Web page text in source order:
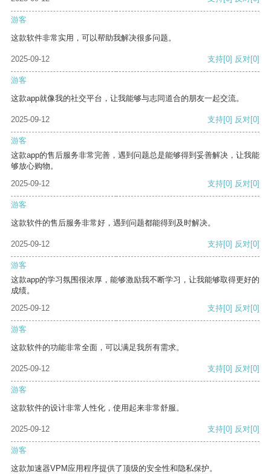
游客
这款软件非常实用，可以帮助我解决很多问题。
2025-09-12 支持[0] 反对[0]
游客
这款app就像我的社交平台，让我能够与志同道合的朋友一起交流。
2025-09-12 支持[0] 反对[0]
游客
这款app的售后服务非常完善，遇到问题总是能够得到妥善解决，让我能
够放心购物。
2025-09-12
支持[0] 反对[0]
游客
这款软件的售后服务非常好，遇到问题都能得到及时解决。
2025-09-12 支持[0] 反对[0]
游客
这款app的学习氛围很浓厚，能够激励我不断学习，让我能够取得更好的
成绩。
2025-09-12
支持[0] 反对[0]
游客
这款软件的功能非常全面，可以满足我所有需求。
2025-09-12 支持[0] 反对[0]
游客
这款软件的设计非常人性化，使用起来非常舒服。
2025-09-12 支持[0] 反对[0]
游客
这款加速器VPM应用程序提供了顶级的安全性和隐私保护。